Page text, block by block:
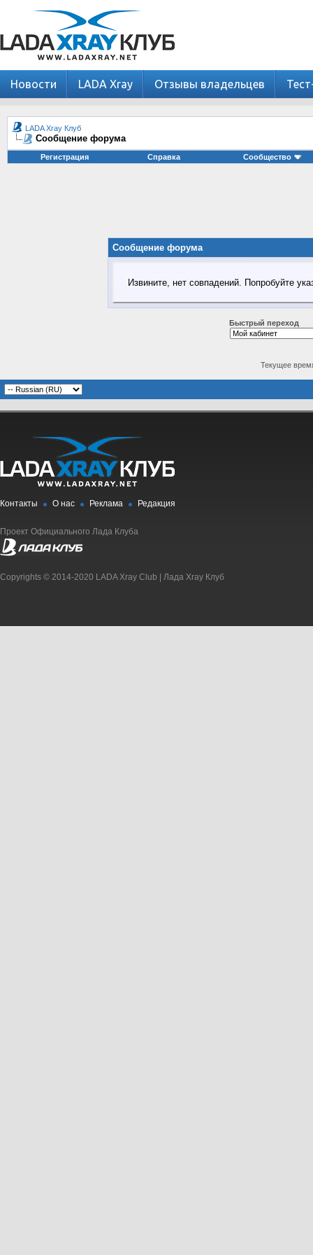
Новости LADA Xray Отзывы владельцев
LADA Xray Клуб
Сообщение форума
Регистрация Справка Сообщество
Сообщение форума
Извините, нет совпадений. Попробуйте
Быстрый переход
Текущее
Контакты О нас Реклама Редакция
Проект Официального Лада Клуба
Copyrights © 2014-2020 LADA Xray Club | Лада Xray Клуб